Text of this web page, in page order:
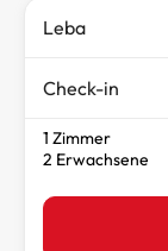
Check-in
1 Zimmer
2 Erwachsene